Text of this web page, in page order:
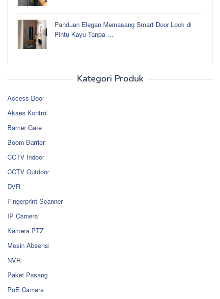
Panduan Elegan Memasang Smart Door Lock di
Pintu Kayu Tanpa …
Kategori Produk
Access Door
Akses Kontrol
Barrier Gate
Boom Barrier
CCTV Indoor
CCTV Outdoor
DVR
Fingerprint Scanner
IP Camera
Kamera PTZ
Mesin Absensi
NVR
Paket Pasang
PoE Camera